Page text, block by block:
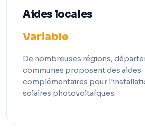
Aides locales
Variable
De nombreuses régions,
communes proposent des aides
complémentaires pour
solaires photovoltaïques.